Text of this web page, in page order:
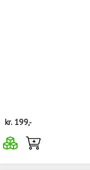
kr. 199,-